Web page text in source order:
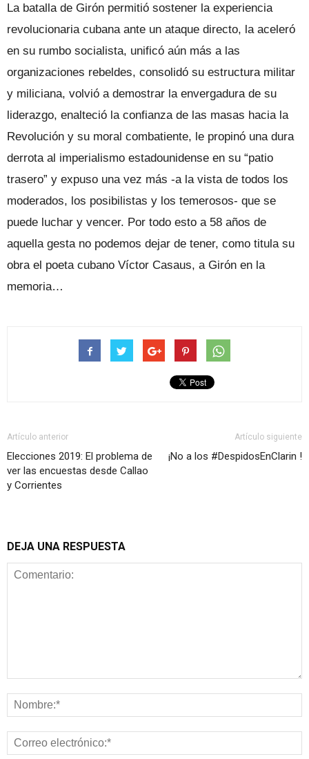
La batalla de Girón permitió sostener la experiencia
revolucionaria cubana ante un ataque directo, la aceleró
en su rumbo socialista, unificó aún más a las
organizaciones rebeldes, consolidó su estructura militar
y miliciana, volvió a demostrar la envergadura de su
liderazgo, enalteció la confianza de las masas hacia la
Revolución y su moral combatiente, le propinó una dura
derrota al imperialismo estadounidense en su “patio
trasero” y expuso una vez más -a la vista de todos los
moderados, los posibilistas y los temerosos- que se
puede luchar y vencer. Por todo esto a 58 años de
aquella gesta no podemos dejar de tener, como titula su
obra el poeta cubano Víctor Casaus, a Girón en la
memoria…
Artículo anterior
Elecciones 2019: El problema de
ver las encuestas desde Callao
y Corrientes
Artículo siguiente
¡No a los #DespidosEnClarin !
DEJA UNA RESPUESTA